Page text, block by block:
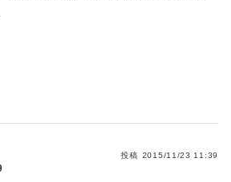
投稿 2015/11/23 11:39